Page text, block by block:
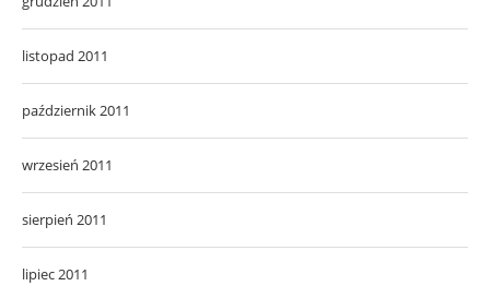
listopad 2011
październik 2011
wrzesień 2011
sierpień 2011
lipiec 2011